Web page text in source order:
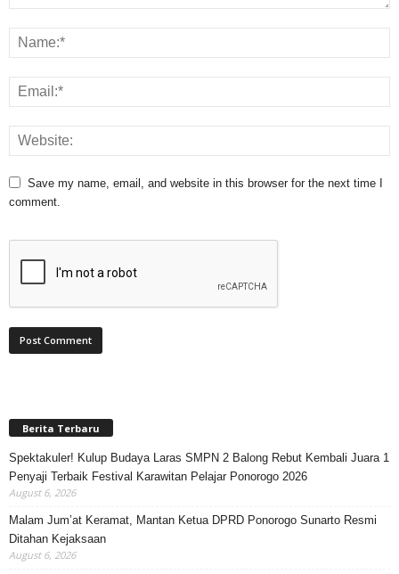
Save my name, email, and website in this browser for the next time I
comment.
Berita Terbaru
Spektakuler! Kulup Budaya Laras SMPN 2 Balong Rebut Kembali Juara 1
Penyaji Terbaik Festival Karawitan Pelajar Ponorogo 2026
August 6, 2026
Malam Jum’at Keramat, Mantan Ketua DPRD Ponorogo Sunarto Resmi
Ditahan Kejaksaan
August 6, 2026